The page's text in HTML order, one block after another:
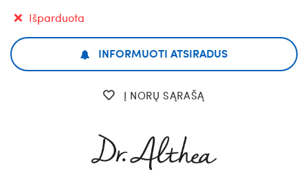
Išparduota
INFORMUOTI ATSIRADUS
Į NORŲ SĄRAŠĄ